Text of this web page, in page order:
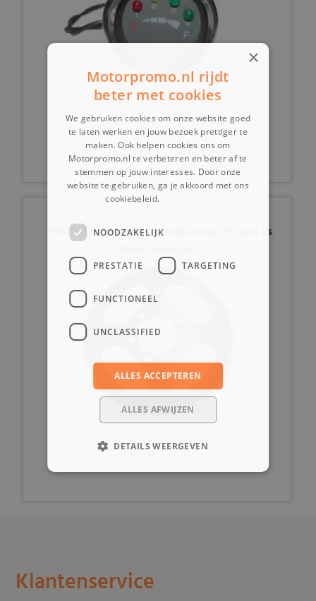
€ 14,99
(5B2f) Achtertandwiel smal achter 70 tand as
€ 19,99
Klantenservice
×
Motorpromo.nl rijdt
beter met cookies
We gebruiken cookies om onze website goed
te laten werken en jouw bezoek prettiger te
maken. Ook helpen cookies ons om
Motorpromo.nl te verbeteren en beter af te
stemmen op jouw interesses. Door onze
website te gebruiken, ga je akkoord met ons
cookiebeleid.
NOODZAKELIJK
PRESTATIE TARGETING
FUNCTIONEEL
UNCLASSIFIED
ALLES ACCEPTEREN
ALLES AFWIJZEN
DETAILS WEERGEVEN